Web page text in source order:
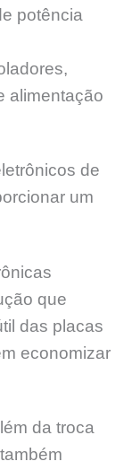
potência
alimentação
de
um
que
das placas
economizar
da troca